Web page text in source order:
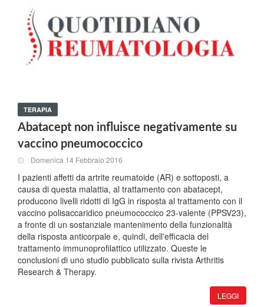
TERAPIA
Abatacept non influisce negativamente su
vaccino pneumococcico
Domenica 14 Febbraio 2016
I pazienti affetti da artrite reumatoide (AR) e sottoposti, a
causa di questa malattia, al trattamento con abatacept,
producono livelli ridotti di IgG in risposta al trattamento con il
vaccino polisaccaridico pneumococcico 23-valente (PPSV23),
a fronte di un sostanziale mantenimento della funzionalità
della risposta anticorpale e, quindi, dell'efficacia del
trattamento immunoprofilattico utilizzato. Queste le
conclusioni di uno studio pubblicato sulla rivista Arthritis
Research & Therapy.
LEGGI